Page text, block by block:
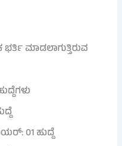
ಮಾಡಲಾಗುತ್ತಿರುವ
01 ಹುದ್ದೆ